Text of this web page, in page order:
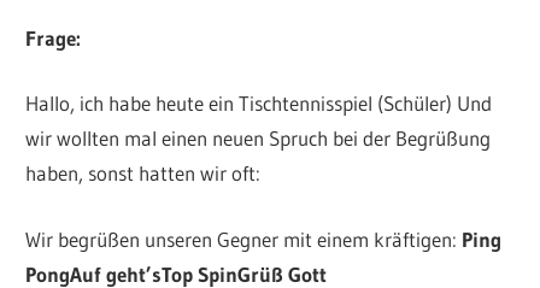
Frage:
Hallo, ich habe heute ein Tischtennisspiel (Schüler) Und
wir wollten mal einen neuen Spruch bei der Begrüßung
haben, sonst hatten wir oft:
Wir begrüßen unseren Gegner mit einem kräftigen: Ping
PongAuf geht’sTop SpinGrüß Gott